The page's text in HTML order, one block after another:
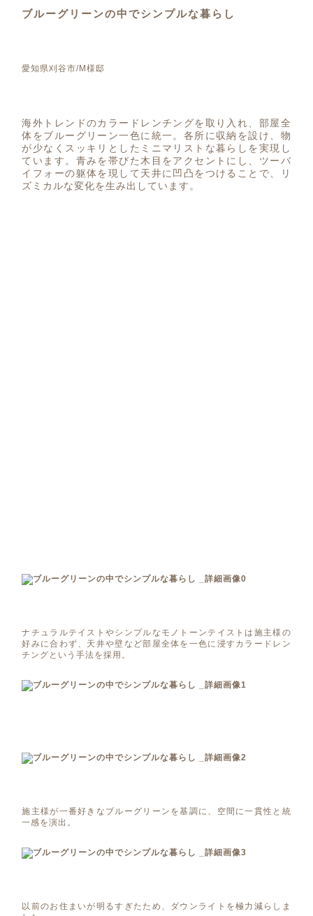
ブルーグリーンの中でシンプルな暮らし
愛知県刈谷市/M様邸
海外トレンドのカラードレンチングを取り入れ、部屋全
体をブルーグリーン一色に統一。各所に収納を設け、物
が少なくスッキリとしたミニマリストな暮らしを実現し
ています。青みを帯びた木目をアクセントにし、ツーバ
イフォーの躯体を現して天井に凹凸をつけることで、リ
ズミカルな変化を生み出しています。
ナチュラルテイストやシンプルなモノトーンテイストは施主様の
好みに合わず、天井や壁など部屋全体を一色に浸すカラードレン
チングという手法を採用。
施主様が一番好きなブルーグリーンを基調に、空間に一貫性と統
一感を演出。
以前のお住まいが明るすぎたため、ダウンライトを極力減らしま